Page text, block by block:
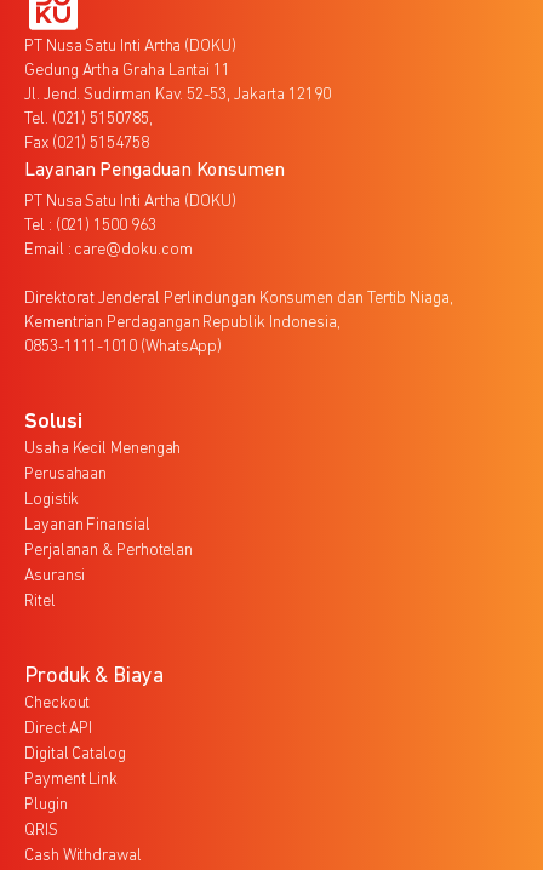
PT Nusa Satu Inti Artha (DOKU)
Gedung Artha Graha Lantai 11
Jl. Jend. Sudirman Kav. 52-53, Jakarta 12190
Tel. (021) 5150785,
Fax (021) 5154758
Layanan Pengaduan Konsumen
PT Nusa Satu Inti Artha (DOKU)
Tel : (021) 1500 963
Email : care@doku.com
Direktorat Jenderal Perlindungan Konsumen dan Tertib Niaga,
Kementrian Perdagangan Republik Indonesia,
0853-1111-1010 (WhatsApp)
Solusi
Usaha Kecil Menengah
Perusahaan
Logistik
Layanan Finansial
Perjalanan & Perhotelan
Asuransi
Ritel
Produk & Biaya
Checkout
Direct API
Digital Catalog
Payment Link
Plugin
QRIS
Cash Withdrawal